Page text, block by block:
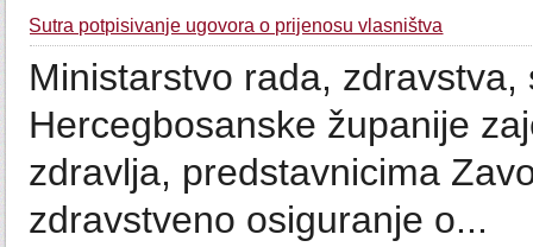
Sutra potpisivanje ugovora o prijenosu vlasništva
Ministarstvo rada,
Hercegbosanske županije
zdravlja, predstavnicima
zdravstveno osiguranje o...